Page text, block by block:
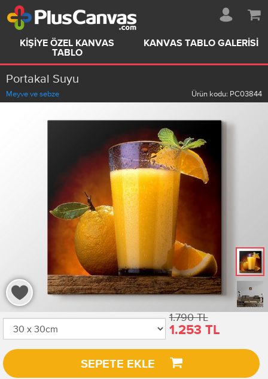
KIŞIYE ÖZEL KANVAS
TABLO
KANVAS TABLO GALERISI
Portakal Suyu
Meyve ve sebze Ürün kodu: PC03844
1.790 TL
1.253 TL
SEPETE EKLE